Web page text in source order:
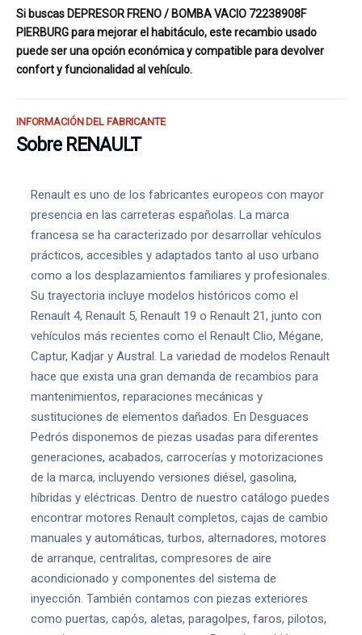
Si buscas DEPRESOR FRENO / BOMBA VACIO 72238908F
PIERBURG para mejorar el habitáculo, este recambio usado
puede ser una opción económica y compatible para devolver
confort y funcionalidad al vehículo.
INFORMACIÓN DEL FABRICANTE
Sobre RENAULT
Renault es uno de los fabricantes europeos con mayor
presencia en las carreteras españolas. La marca
francesa se ha caracterizado por desarrollar vehículos
prácticos, accesibles y adaptados tanto al uso urbano
como a los desplazamientos familiares y profesionales.
Su trayectoria incluye modelos históricos como el
Renault 4, Renault 5, Renault 19 o Renault 21, junto con
vehículos más recientes como el Renault Clio, Mégane,
Captur, Kadjar y Austral. La variedad de modelos Renault
hace que exista una gran demanda de recambios para
mantenimientos, reparaciones mecánicas y
sustituciones de elementos dañados. En Desguaces
Pedrós disponemos de piezas usadas para diferentes
generaciones, acabados, carrocerías y motorizaciones
de la marca, incluyendo versiones diésel, gasolina,
híbridas y eléctricas. Dentro de nuestro catálogo puedes
encontrar motores Renault completos, cajas de cambio
manuales y automáticas, turbos, alternadores, motores
de arranque, centralitas, compresores de aire
acondicionado y componentes del sistema de
inyección. También contamos con piezas exteriores
como puertas, capós, aletas, paragolpes, faros, pilotos,